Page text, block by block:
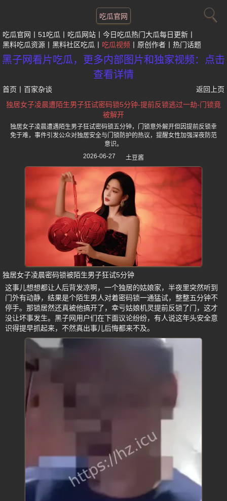
吃瓜官网
吃瓜官网 51吃瓜 吃瓜网站
今日吃瓜热门大瓜每日更新
黑料吃瓜资源
黑料社区吃瓜 吃瓜视频 原创作者 热门话题
黑子网看片吃瓜，更多内部图片和独家视频：点击
查看详情
首页 百家杂谈
返回上页
独居女子凌晨遭陌生男子狂试密码锁5分钟-提前反锁逃过一劫-门锁竟
被解开
独居女子凌晨遭遇陌生男子狂试密码锁五分钟，门锁意外解开但因提前反锁幸
免于难，事件引发公众对独居安全与门锁防护的热议，提醒女性加强深夜防范
意识。
2026-06-27
土豆酱
独居女子凌晨密码锁被陌生男子狂试5分钟
这事儿想想都让人后背发凉啊，一个独居的姑娘家，半夜里突然听到
门外有动静，结果是个陌生男人对着密码锁一通猛试，整整五分钟不
停手。那锁居然还真被他搞开了，幸亏姑娘机灵提前反锁了门，这才
没让坏事发生。黑子网用户们在下面议论纷纷，有人说这年头安全意
识得提早抓起来，不然真出事儿后悔都来不及。